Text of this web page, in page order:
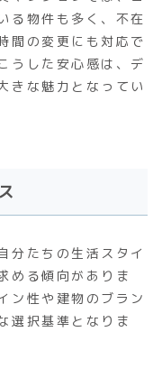
る物件も多く、不在
間の変更にも対応で
うした安心感は、デ
きな魅力となってい
分たちの生活スタイ
める傾向がありま
ン性や建物のブラン
選択基準となりま